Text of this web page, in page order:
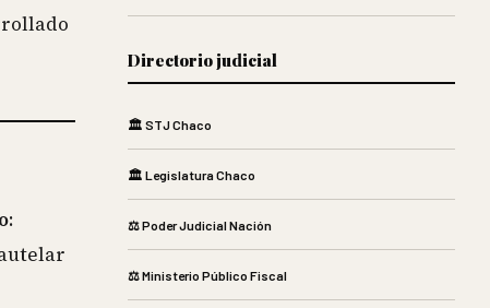
:
Directorio judicial
🏛️ STJ Chaco
🏛️ Legislatura Chaco
⚖️ Poder Judicial Nación
⚖️ Ministerio Público Fiscal